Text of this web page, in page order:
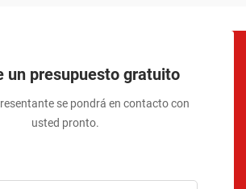
un presupuesto gratuito
se pondrá en contacto con
usted pronto.